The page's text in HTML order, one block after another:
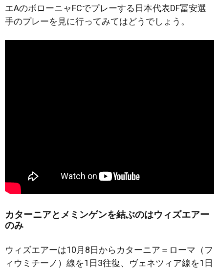
エAのボローニャFCでプレーする日本代表DF冨安選
手のプレーを見に行ってみてはどうでしょう。
カターニアとメミンゲンを結ぶのはウィズエアー
のみ
ウィズエアーは10月8日からカターニア＝ローマ（フ
ィウミチーノ）線を1日3往復、ヴェネツィア線を1日